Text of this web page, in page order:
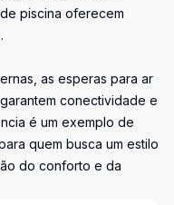
piscina oferecem
as esperas para ar
conectividade e
é um exemplo de
quem busca um estilo
do conforto e da